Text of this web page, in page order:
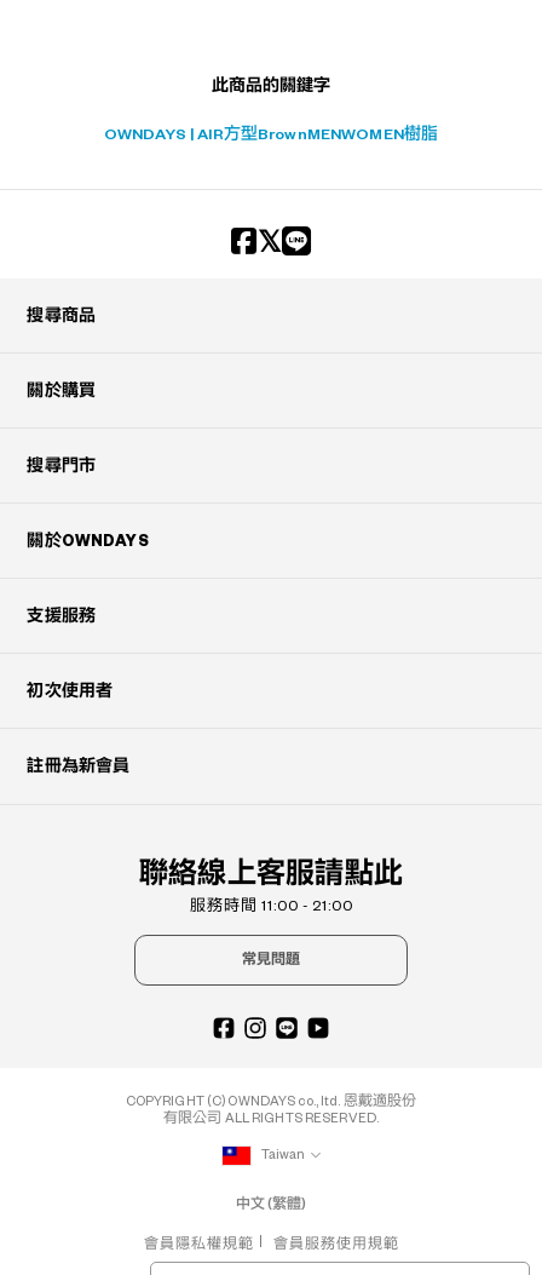
此商品的關鍵字
OWNDAYS | AIR方型 Brown MENWOMEN樹脂
搜尋商品
關於購買
搜尋門市
關於OWNDAYS
支援服務
初次使用者
註冊為新會員
聯絡線上客服請點此
服務時間 11:00 - 21:00
常見問題
COPYRIGHT (C) OWNDAYS co., ltd. 恩戴適股份
有限公司 ALL RIGHTS RESERVED.
Taiwan
中文 (繁體)
會員隱私權規範 會員服務使用規範